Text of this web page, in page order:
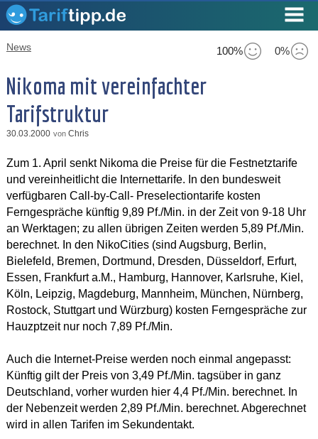
100% 0%
News
Nikoma mit vereinfachter
Tarifstruktur
30.03.2000 von Chris
Zum 1. April senkt Nikoma die Preise für die Festnetztarife
und vereinheitlicht die Internettarife. In den bundesweit
verfügbaren Call-by-Call- Preselectiontarife kosten
Ferngespräche künftig 9,89 Pf./Min. in der Zeit von 9-18 Uhr
an Werktagen; zu allen übrigen Zeiten werden 5,89 Pf./Min.
berechnet. In den NikoCities (sind Augsburg, Berlin,
Bielefeld, Bremen, Dortmund, Dresden, Düsseldorf, Erfurt,
Essen, Frankfurt a.M., Hamburg, Hannover, Karlsruhe, Kiel,
Köln, Leipzig, Magdeburg, Mannheim, München, Nürnberg,
Rostock, Stuttgart und Würzburg) kosten Ferngespräche zur
Hauzptzeit nur noch 7,89 Pf./Min.
Auch die Internet-Preise werden noch einmal angepasst:
Künftig gilt der Preis von 3,49 Pf./Min. tagsüber in ganz
Deutschland, vorher wurden hier 4,4 Pf./Min. berechnet. In
der Nebenzeit werden 2,89 Pf./Min. berechnet. Abgerechnet
wird in allen Tarifen im Sekundentakt.